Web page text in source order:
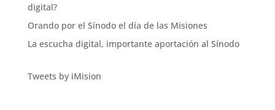
digital?
Orando por el Sínodo el día de las Misiones
La escucha digital, importante aportación al Sínodo
Tweets by iMision